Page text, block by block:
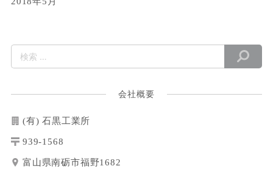
会社概要
(有) 石黒工業所
939-1568
富山県南砺市福野1682